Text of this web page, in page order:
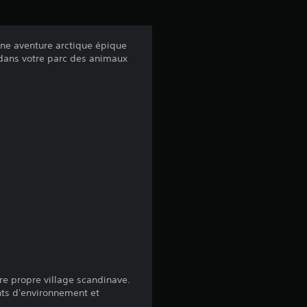
aventure arctique épique
votre parc des animaux
propre village scandinave.
d'environnement et